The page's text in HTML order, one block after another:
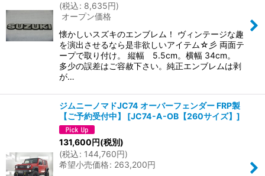
(税込: 8,635円)
オープン価格
懐かしいスズキのエンブレム！ ヴィンテージな趣
を演出させるなら是非欲しいアイテム☆彡 両面テ
ープで取り付け。 縦幅 5.5cm。横幅 34cm。
多少の誤差はご容赦下さい。純正エンブレムは剥
が…
ジムニーノマドJC74 オーバーフェンダー FRP製
【ご予約受付中】
[JC74-A-OB【260サイズ】 ]
131,600円(税別)
(税込: 144,760円)
希望小売価格: 263,200円